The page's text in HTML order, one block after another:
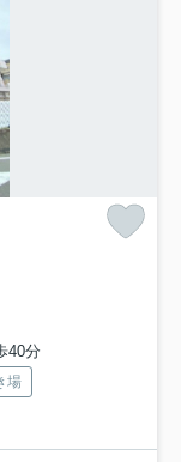
40分
場